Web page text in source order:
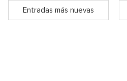
Entradas más nuevas